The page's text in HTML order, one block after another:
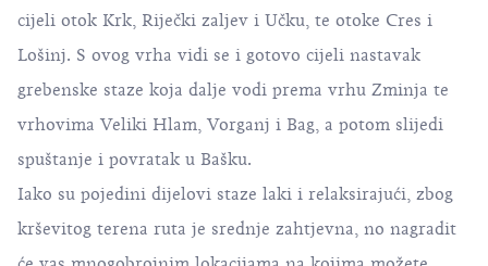
cijeli otok Krk, Riječki zaljev i Učku, te otoke Cres i
Lošinj. S ovog vrha vidi se i gotovo cijeli nastavak
grebenske staze koja dalje vodi prema vrhu Zminja te
vrhovima Veliki Hlam, Vorganj i Bag, a potom slijedi
spuštanje i povratak u Bašku.
Iako su pojedini dijelovi staze laki i relaksirajući, zbog
krševitog terena ruta je srednje zahtjevna, no nagradit